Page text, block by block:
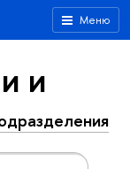
Меню
и